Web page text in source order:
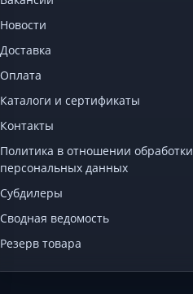
Новости
Доставка
Оплата
Каталоги и сертификаты
Контакты
Политика в отношении обработки
персональных данных
Субдилеры
Сводная ведомость
Резерв товара